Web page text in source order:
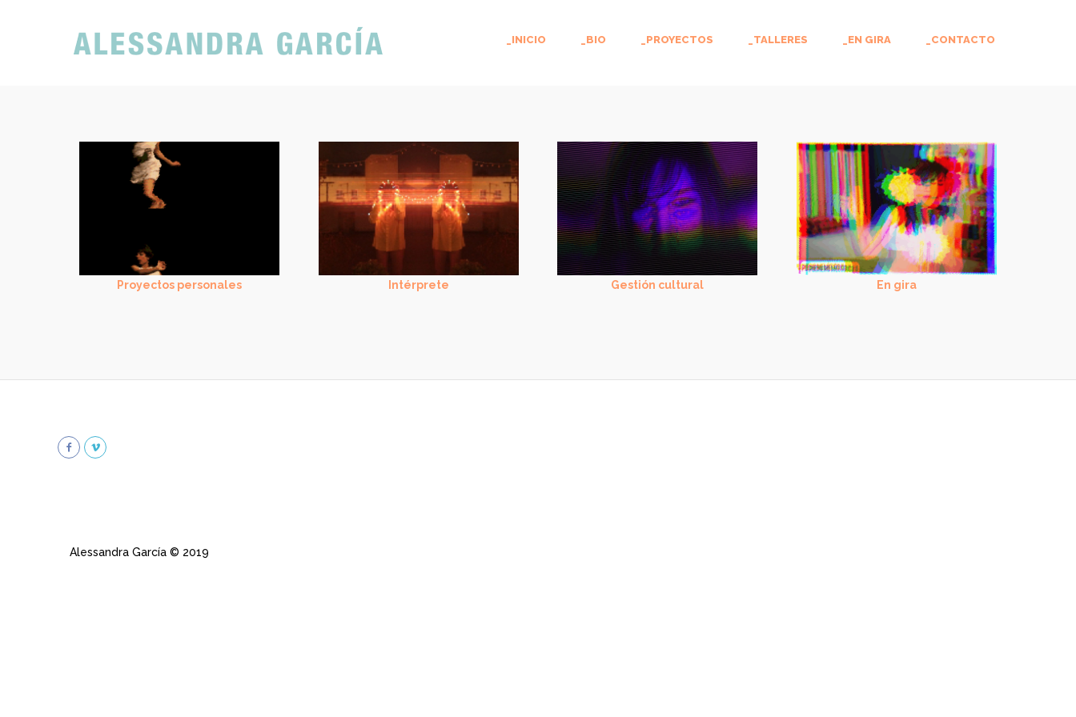
_INICIO _BIO _PROYECTOS _TALLERES _EN GIRA _CONTACTO
Proyectos personales Intérprete Gestión cultural En gira
Alessandra García © 2019